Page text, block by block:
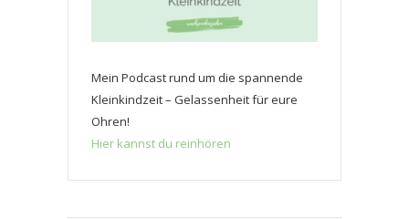
Mein Podcast rund um die spannende
Kleinkindzeit – Gelassenheit für eure
Ohren!
Hier kannst du reinhören